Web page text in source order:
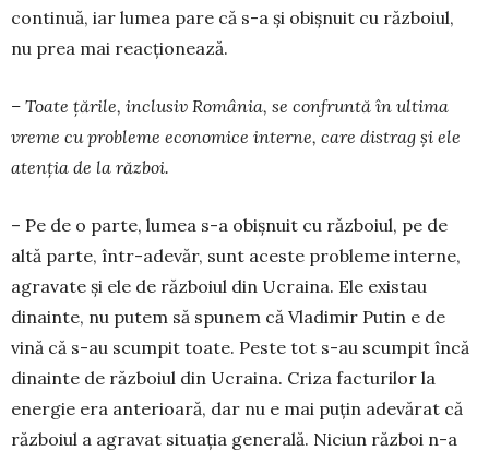
continuă, iar lumea pare că s-a și obișnuit cu răz­boiul,
nu prea mai reacționează.
– Toate țările, inclusiv România, se confruntă în ultima
vreme cu probleme economice interne, care distrag și ele
atenția de la război.
– Pe de o parte, lumea s-a obișnuit cu războiul, pe de
altă parte, într-adevăr, sunt aceste probleme interne,
agravate și ele de războiul din Ucraina. Ele existau
dinainte, nu putem să spunem că Vladimir Putin e de
vină că s-au scumpit toate. Peste tot s-au scumpit încă
dinainte de războiul din Ucraina. Criza facturilor la
energie era anterioară, dar nu e mai puțin adevărat că
războiul a agravat situația generală. Niciun război n-a